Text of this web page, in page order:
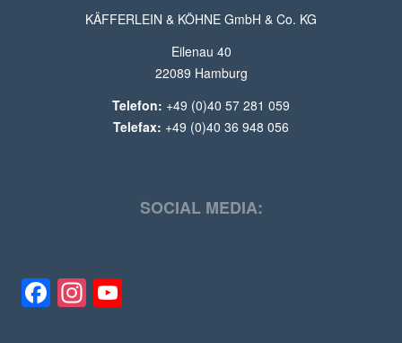
KÄFFERLEIN & KÖHNE GmbH & Co. KG
Eilenau 40
22089 Hamburg
Telefon: +49 (0)40 57 281 059
Telefax: +49 (0)40 36 948 056
SOCIAL MEDIA:
Facebook
Instagram